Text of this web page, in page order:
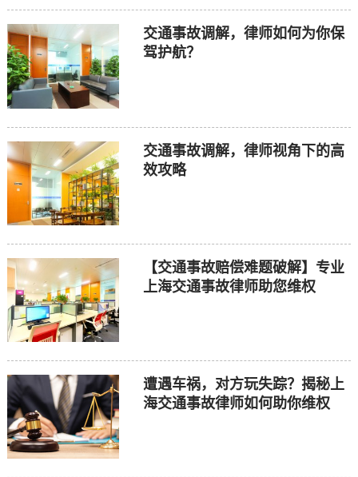
交通事故调解，律师如何为你保
驾护航？
交通事故调解，律师视角下的高
效攻略
【交通事故赔偿难题破解】专业
上海交通事故律师助您维权
遭遇车祸，对方玩失踪？揭秘上
海交通事故律师如何助你维权